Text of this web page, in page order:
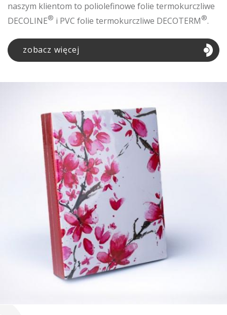
naszym klientom to poliolefinowe folie termokurczliwe
DECOLINE® i PVC folie termokurczliwe DECOTERM®.
zobacz więcej